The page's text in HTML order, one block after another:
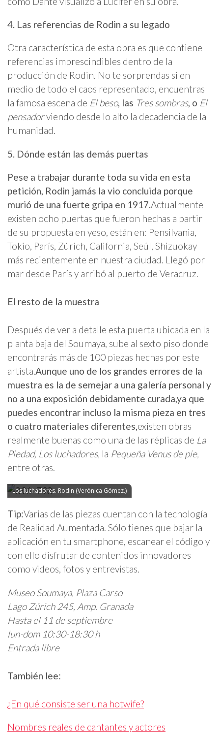
4. Las referencias de Rodin a su legado
Otra característica de esta obra es que contiene
referencias imprescindibles dentro de la
producción de Rodin. No te sorprendas si en
medio de todo el caos representado, encuentras
la famosa escena de El beso, las Tres sombras, o El
pensadorviendo desde lo alto la decadencia de la
humanidad.
5. Dónde están las demás puertas
Pese a trabajar durante toda su vida en esta
petición, Rodin jamás la vio concluida porque
murió de una fuerte gripa en 1917.Actualmente
existen ocho puertas que fueron hechas a partir
de su propuesta en yeso, están en: Pensilvania,
Tokio, París, Zúrich, California, Seúl, Shizuokay
más recientemente en nuestra ciudad. Llegó por
mar desde París y arribó al puerto de Veracruz.
El resto de la muestra
Después de ver a detalle esta puerta ubicada en la
planta baja del Soumaya, sube al sexto piso donde
encontrarás más de 100 piezas hechas por este
artista.Aunque uno de los grandes errores de la
muestra es la de semejar a una galería personal y
no a una exposición debidamente curada,ya que
puedes encontrar incluso la misma pieza en tres
o cuatro materiales diferentes,existen obras
realmente buenas como una de las réplicas de La
Piedad, Los luchadores, la Pequeña Venus de pie,
entre otras.
Los luchadores. Rodin (Verónica Gómez.)
Tip:Varias de las piezas cuentan con la tecnología
de Realidad Aumentada. Sólo tienes que bajar la
aplicación en tu smartphone, escanear el código y
con ello disfrutar de contenidos innovadores
como videos, fotos y entrevistas.
Museo Soumaya, Plaza Carso
Lago Zúrich 245, Amp. Granada
Hasta el 11 de septiembre
lun-dom 10:30-18:30 h
Entrada libre
También lee:
¿En qué consiste ser una hotwife?
Nombres reales de cantantes y actores